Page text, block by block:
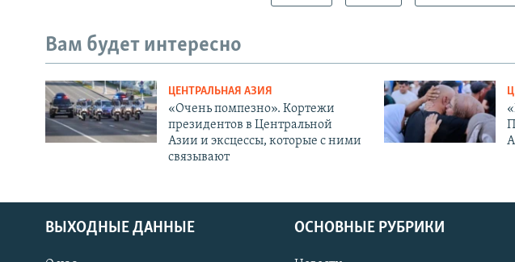
Вам будет интересно
ЦЕНТРАЛЬНАЯ АЗИЯ
«Очень помпезно». Кортежи
президентов в Центральной
Азии и эксцессы, которые с ними
связывают
ВЫХОДНЫЕ ДАННЫЕ ОСНОВНЫЕ РУБРИКИ